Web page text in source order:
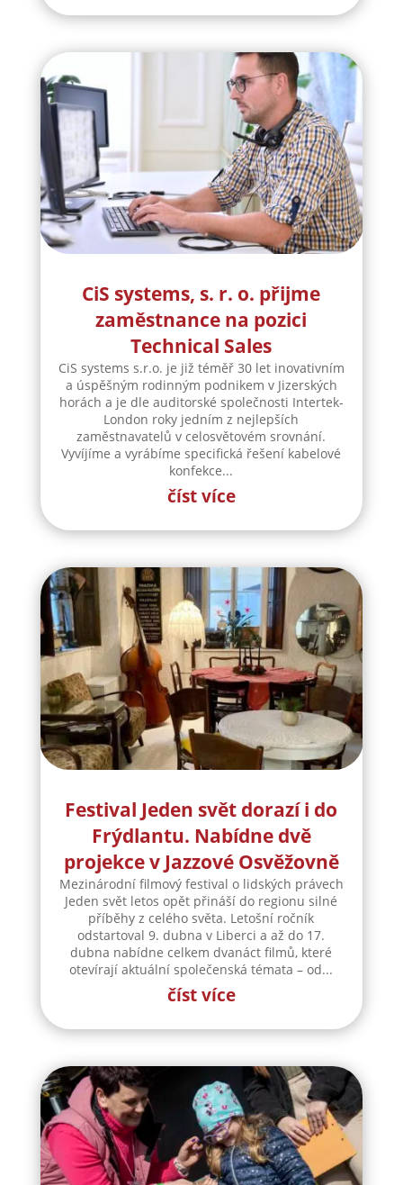
CiS systems, s. r. o. přijme
zaměstnance na pozici
Technical Sales
CiS systems s.r.o. je již téměř 30 let inovativním
a úspěšným rodinným podnikem v Jizerských
horách a je dle auditorské společnosti Intertek-
London roky jedním z nejlepších
zaměstnavatelů v celosvětovém srovnání.
Vyvíjíme a vyrábíme specifická řešení kabelové
konfekce...
číst více
Festival Jeden svět dorazí i do
Frýdlantu. Nabídne dvě
projekce v Jazzové Osvěžovně
Mezinárodní filmový festival o lidských právech
Jeden svět letos opět přináší do regionu silné
příběhy z celého světa. Letošní ročník
odstartoval 9. dubna v Liberci a až do 17.
dubna nabídne celkem dvanáct filmů, které
otevírají aktuální společenská témata – od...
číst více